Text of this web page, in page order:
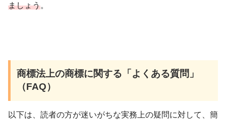
ましょう。
商標法上の商標に関する「よくある質問」
（FAQ）
以下は、読者の方が迷いがちな実務上の疑問に対して、簡